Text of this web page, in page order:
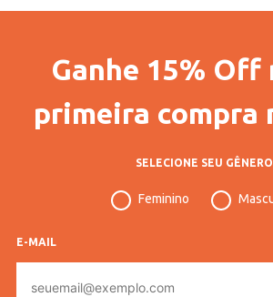
Código Pompéia 67873
Gênero
Confecção Plus Size
Adulto
Longa
Ganhe 15% Off
primeira compra
SELECIONE SEU GÊNERO
Feminino
E-MAIL
mail